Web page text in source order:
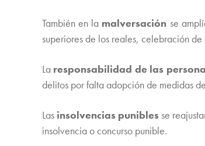
También en la malversación se
superiores de los reales, celebración
La responsabilidad de las
delitos por falta adopción de medidas
Las insolvencias punibles se
insolvencia o concurso punible.